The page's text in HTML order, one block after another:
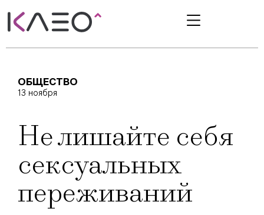
ОБЩЕСТВО
13 ноября
Не лишайте себя
сексуальных
переживаний